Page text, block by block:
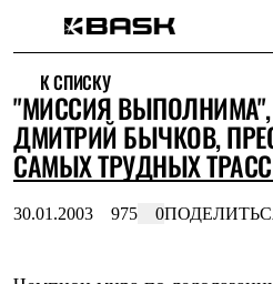
Интернет-магазин
Мужская одежда
Утепленная пухом
Куртки
Брюки
Комбинезоны
К СПИСКУ
"МИССИЯ
ДМИТРИЙ БЫЧКОВ,
САМЫХ ТРУДНЫХ
30.01.2003 975 0